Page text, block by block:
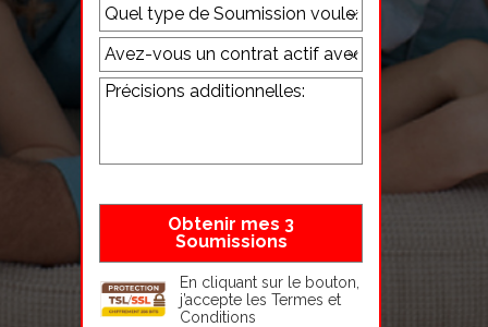
En cliquant sur le bouton,
j’accepte les Termes et
Conditions